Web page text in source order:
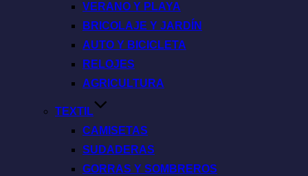
VERANO Y PLAYA
BRICOLAJE Y JARDÍN
AUTO Y BICICLETA
RELOJES
AGRICULTURA
TEXTIL
CAMISETAS
SUDADERAS
GORRAS Y SOMBREROS